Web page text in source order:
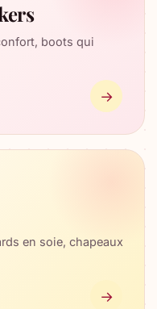
boots qui
→
en soie, chapeaux
→